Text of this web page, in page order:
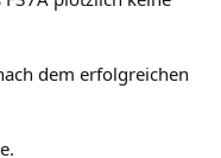
dem erfolgreichen